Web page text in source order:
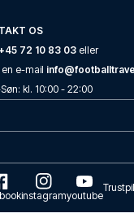
Dom
Eden Hotel F...
OS
72 10 83 03 eller
e-mail
Søn: kl. 10:00 - 22:00
instagramyoutube